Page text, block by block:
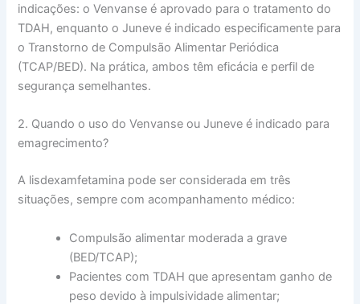
indicações: o Venvanse é aprovado para o tratamento do
TDAH, enquanto o Juneve é indicado especificamente para
o Transtorno de Compulsão Alimentar Periódica
(TCAP/BED). Na prática, ambos têm eficácia e perfil de
segurança semelhantes.
2. Quando o uso do Venvanse ou Juneve é indicado para
emagrecimento?
A lisdexamfetamina pode ser considerada em três
situações, sempre com acompanhamento médico:
Compulsão alimentar moderada a grave
(BED/TCAP);
Pacientes com TDAH que apresentam ganho de
peso devido à impulsividade alimentar;